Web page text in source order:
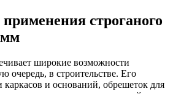
строганого
мм
широкие возможности
очередь, в строительстве. Его
и оснований, обрешеток для